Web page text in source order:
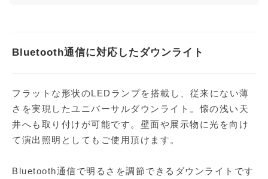
Bluetooth通信に対応したダウンライト
フラットな形状のLEDランプを搭載し、従来にない薄
さを実現したユニバーサルダウンライト。懐の浅い天
井へも取り付けが可能です。壁面や展示物に光を向け
て演出照明としてもご使用頂けます。
Bluetooth通信で明るさを調節できるダウンライトです